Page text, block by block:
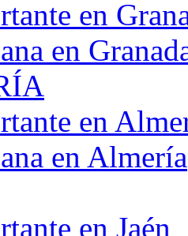
en
en
en
en Almería
en Jaén